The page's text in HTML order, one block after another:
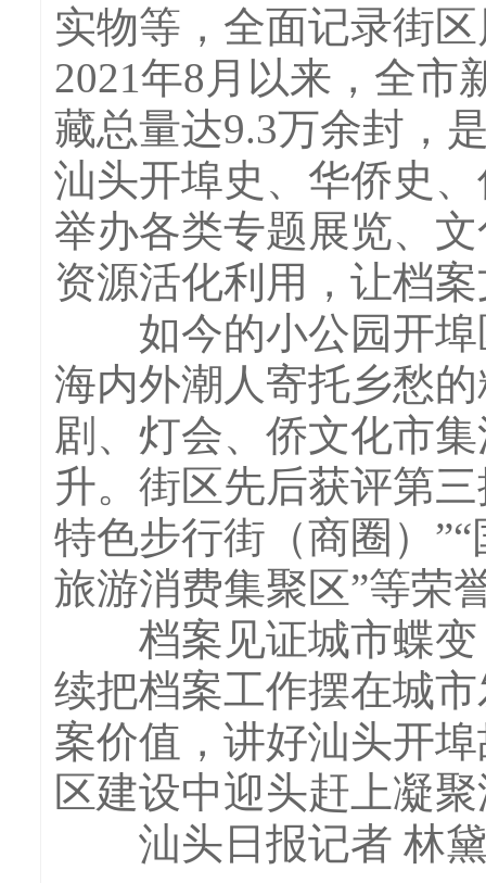
实物等，全面记录街
2021年8月以来，全市
藏总量达9.3万余封，
汕头开埠史、华侨史
举办各类专题展览、
资源活化利用，让档
如今的小公园开埠
海内外潮人寄托乡愁
剧、灯会、侨文化市
升。街区先后获评第
特色步行街（商圈）
旅游消费集聚区”等荣
档案见证城市蝶变
续把档案工作摆在城
案价值，讲好汕头开
区建设中迎头赶上凝
汕头日报记者 林